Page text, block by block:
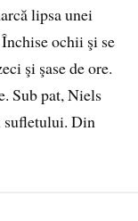
lipsa unei
ochii şi se
şi şase de ore.
Sub pat, Niels
sufletului. Din